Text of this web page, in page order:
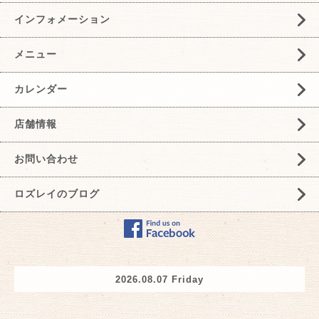
インフォメーション
メニュー
カレンダー
店舗情報
お問い合わせ
ロズレイのブログ
2026.08.07 Friday